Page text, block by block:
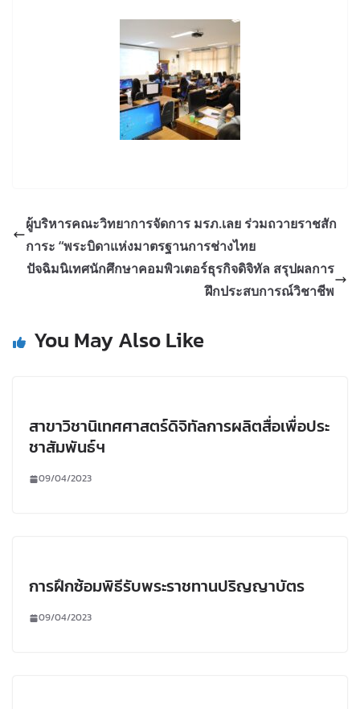
ผู้บริหารคณะวิทยาการจัดการ มรภ.เลย ร่วมถวายราชสัก
การะ “พระบิดาแห่งมาตรฐานการช่างไทย
ปัจฉิมนิเทศนักศึกษาคอมพิวเตอร์ธุรกิจดิจิทัล สรุปผลการ
ฝึกประสบการณ์วิชาชีพ
You May Also Like
สาขาวิชานิเทศศาสตร์ดิจิทัลการผลิตสื่อเพื่อประ
ชาสัมพันธ์ฯ
09/04/2023
การฝึกซ้อมพิธีรับพระราชทานปริญญาบัตร
09/04/2023